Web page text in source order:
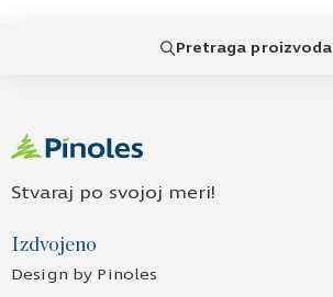
Pretraga proizvoda
Stvaraj po svojoj meri!
Izdvojeno
Design by Pinoles